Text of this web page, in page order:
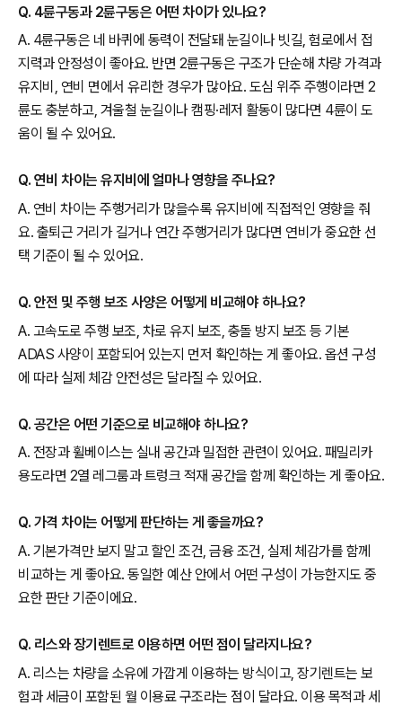
Q. 4륜구동과 2륜구동은 어떤 차이가 있나요?
A. 4륜구동은 네 바퀴에 동력이 전달돼 눈길이나 빗길, 험로에서 접
지력과 안정성이 좋아요. 반면 2륜구동은 구조가 단순해 차량 가격과
유지비, 연비 면에서 유리한 경우가 많아요. 도심 위주 주행이라면 2
륜도 충분하고, 겨울철 눈길이나 캠핑·레저 활동이 많다면 4륜이 도
움이 될 수 있어요.
Q. 연비 차이는 유지비에 얼마나 영향을 주나요?
A. 연비 차이는 주행거리가 많을수록 유지비에 직접적인 영향을 줘
요. 출퇴근 거리가 길거나 연간 주행거리가 많다면 연비가 중요한 선
택 기준이 될 수 있어요.
Q. 안전 및 주행 보조 사양은 어떻게 비교해야 하나요?
A. 고속도로 주행 보조, 차로 유지 보조, 충돌 방지 보조 등 기본
ADAS 사양이 포함되어 있는지 먼저 확인하는 게 좋아요. 옵션 구성
에 따라 실제 체감 안전성은 달라질 수 있어요.
Q. 공간은 어떤 기준으로 비교해야 하나요?
A. 전장과 휠베이스는 실내 공간과 밀접한 관련이 있어요. 패밀리카
용도라면 2열 레그룸과 트렁크 적재 공간을 함께 확인하는 게 좋아요.
Q. 가격 차이는 어떻게 판단하는 게 좋을까요?
A. 기본가격만 보지 말고 할인 조건, 금융 조건, 실제 체감가를 함께
비교하는 게 좋아요. 동일한 예산 안에서 어떤 구성이 가능한지도 중
요한 판단 기준이에요.
Q. 리스와 장기렌트로 이용하면 어떤 점이 달라지나요?
A. 리스는 차량을 소유에 가깝게 이용하는 방식이고, 장기렌트는 보
험과 세금이 포함된 월 이용료 구조라는 점이 달라요. 이용 목적과 세